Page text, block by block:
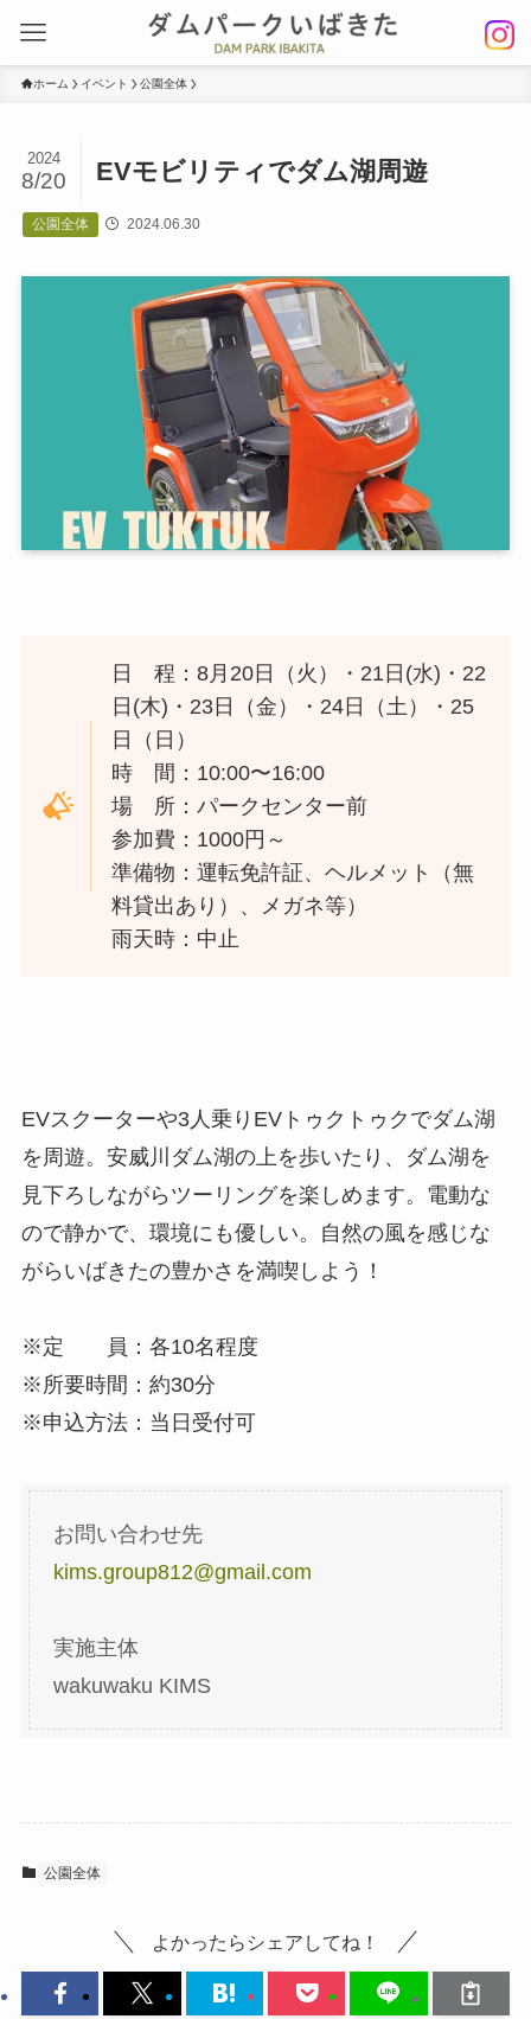
ホーム イベント 公園全体
EVモビリティでダム湖周遊
2024
8/20
公園全体 2024.06.30
日 程：8月20日（火）・21日(水)・22
日(木)・23日（金）・24日（土）・25
日（日）
時 間：10:00〜16:00
場 所：パークセンター前
参加費：1000円～
準備物：運転免許証、ヘルメット（無
料貸出あり）、メガネ等）
雨天時：中止
EVスクーターや3人乗りEVトゥクトゥクでダム湖
を周遊。安威川ダム湖の上を歩いたり、ダム湖を
見下ろしながらツーリングを楽しめます。電動な
ので静かで、環境にも優しい。自然の風を感じな
がらいばきたの豊かさを満喫しよう！
※定 員：各10名程度
※所要時間：約30分
※申込方法：当日受付可
お問い合わせ先
kims.group812@gmail.com
実施主体
wakuwaku KIMS
公園全体
よかったらシェアしてね！